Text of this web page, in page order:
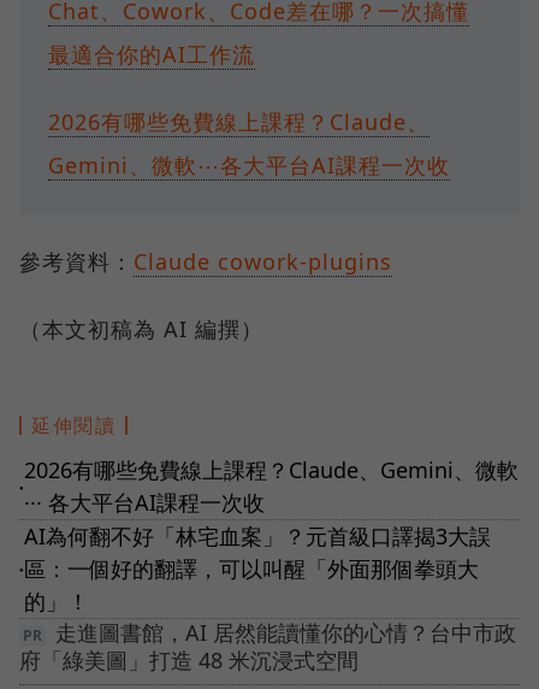
Chat、Cowork、Code差在哪？一次搞懂
最適合你的AI工作流
2026有哪些免費線上課程？Claude、
Gemini、微軟⋯各大平台AI課程一次收
參考資料： Claude cowork-plugins
（本文初稿為 AI 編撰）
延伸閱讀
●
2026有哪些免費線上課程？Claude、Gemini、微軟
··· 各大平台AI課程一次收
●
AI為何翻不好「林宅血案」？元首級口譯揭3大誤
區：一個好的翻譯，可以叫醒「外面那個拳頭大
的」！
走進圖書館，AI 居然能讀懂你的心情？台中市政
府「綠美圖」打造 48 米沉浸式空間